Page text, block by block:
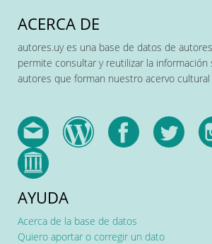
ACERCA DE
autores.uy es una base de datos de
permite consultar y reutilizar la información
autores que forman nuestro acervo cultural
AYUDA
Acerca de la base de datos
Quiero aportar o corregir un dato